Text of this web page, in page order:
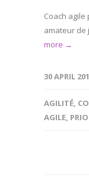
Coach
amateur de
more →
30 APRIL
AGILITÉ,
AGILE,